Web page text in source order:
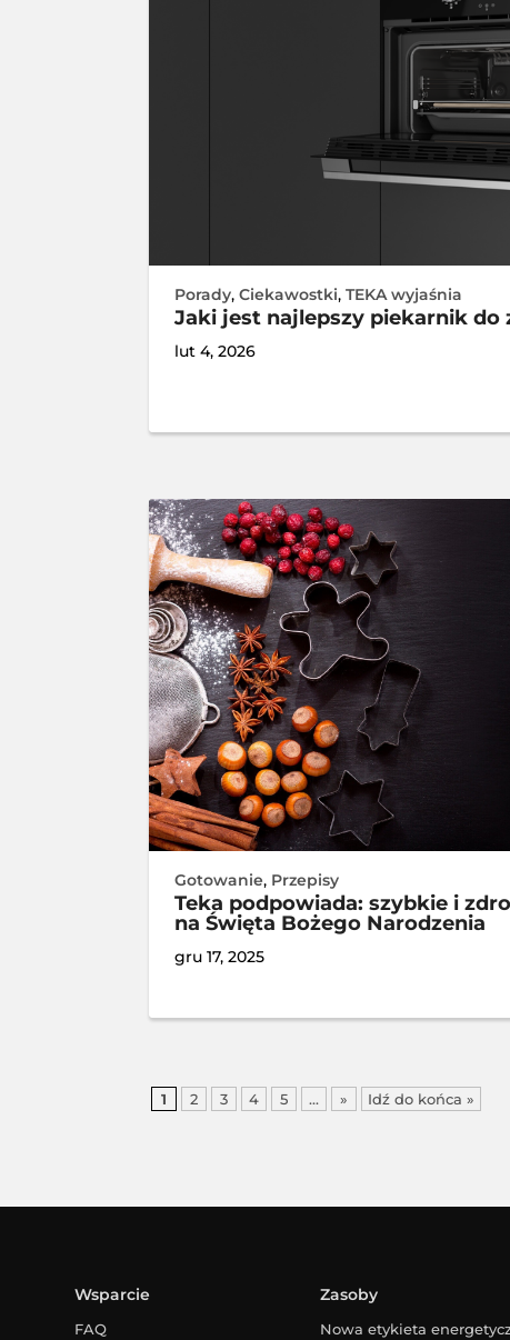
Porady,Ciekawostki,TEKA wyjaśnia
Jaki jest najlepszy piekarnik do
lut 4, 2026
Gotowanie, Przepisy
Teka podpowiada: szybkie i
na Święta Bożego Narodzenia
gru 17, 2025
1 2 3 4 5 ... » Idź do końca »
Wsparcie
FAQ
Zasoby
Nowa etykieta